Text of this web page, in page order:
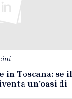
in Toscana: se il
un’oasi di